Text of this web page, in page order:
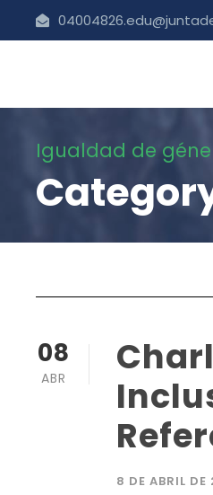
Igualdad de
08
ABR
8 DE ABRIL